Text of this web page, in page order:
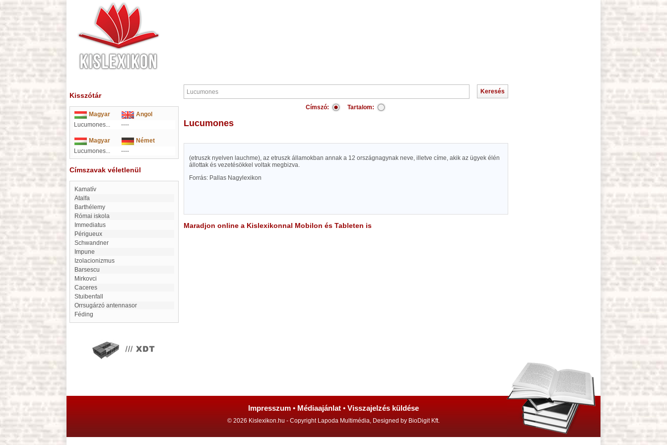
Kisszótár
Magyar
Angol
Lucumones...
----
Magyar
Német
Lucumones...
----
Címszavak véletlenül
Kamatív
Atalfa
Barthélemy
római iskola
Immediatus
Périgueux
Schwandner
impune
izolacionizmus
Barsescu
Mirkovci
Caceres
Stuibenfall
orrsugárzó antennasor
féding
Címszó: Tartalom:
Lucumones
(etruszk nyelven lauchme), az etruszk államokban annak a 12 országnagynak neve, illetve címe, akik az ügyek élén
állottak és vezetésökkel voltak megbizva.
Forrás: Pallas Nagylexikon
Maradjon online a Kislexikonnal Mobilon és Tableten is
Impresszum • Médiaajánlat • Visszajelzés küldése
© 2026 Kislexikon.hu - Copyright Lapoda Multimédia, Designed by BioDigit Kft.